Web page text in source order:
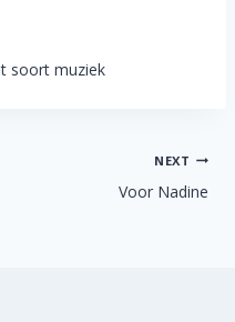
soort muziek
NEXT
Voor Nadine